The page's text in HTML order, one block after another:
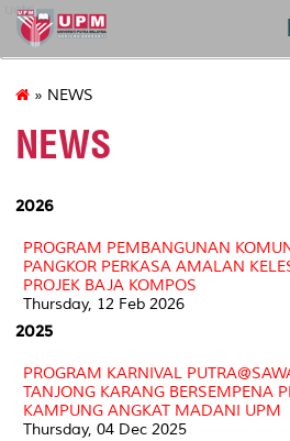
uctc
» NEWS
NEWS
2026
PROGRAM PEMBANGUNAN
PANGKOR PERKASA AMALAN
PROJEK BAJA KOMPOS
Thursday, 12 Feb 2026
2025
PROGRAM KARNIVAL
TANJONG KARANG BERSEMPENA
KAMPUNG ANGKAT MADANI UPM
Thursday, 04 Dec 2025